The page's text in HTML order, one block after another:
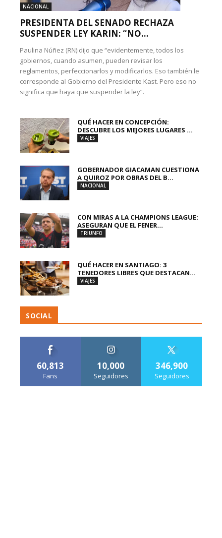
NACIONAL
PRESIDENTA DEL SENADO RECHAZA
SUSPENDER LEY KARIN: “NO...
Paulina Núñez (RN) dijo que “evidentemente, todos los
gobiernos, cuando asumen, pueden revisar los
reglamentos, perfeccionarlos y modificarlos. Eso también le
corresponde al Gobierno del Presidente Kast. Pero eso no
significa que haya que suspender la ley”.
QUÉ HACER EN CONCEPCIÓN:
DESCUBRE LOS MEJORES LUGARES ...
VIAJES
GOBERNADOR GIACAMAN CUESTIONA
A QUIROZ POR OBRAS DEL B...
NACIONAL
CON MIRAS A LA CHAMPIONS LEAGUE:
ASEGURAN QUE EL FENER...
TRIUNFO
QUÉ HACER EN SANTIAGO: 3
TENEDORES LIBRES QUE DESTACAN...
VIAJES
SOCIAL
60,813
Fans
10,000
Seguidores
346,900
Seguidores